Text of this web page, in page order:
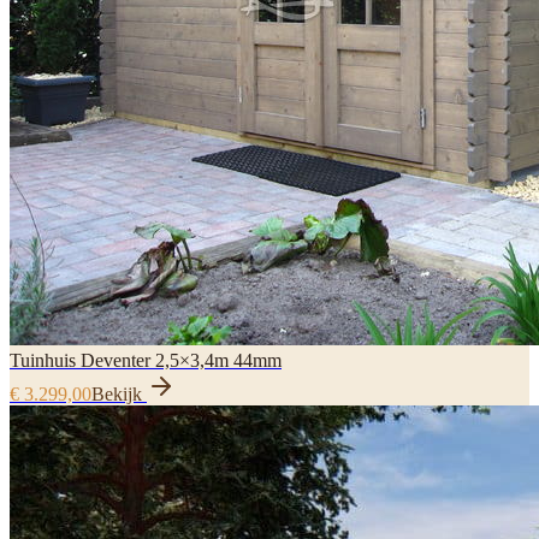
Tuinhuis Deventer 2,5×3,4m 44mm
€ 3.299,00Bekijk